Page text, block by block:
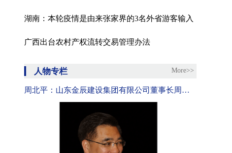
湖南：本轮疫情是由来张家界的3名外省游客输入
广西出台农村产权流转交易管理办法
人物专栏 More>>
周北平：山东金辰建设集团有限公司董事长周北平